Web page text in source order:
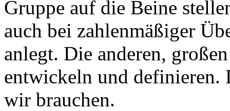
Gruppe auf die Beine
auch bei zahlenmäßiger
anlegt. Die anderen,
entwickeln und definieren.
wir brauchen.